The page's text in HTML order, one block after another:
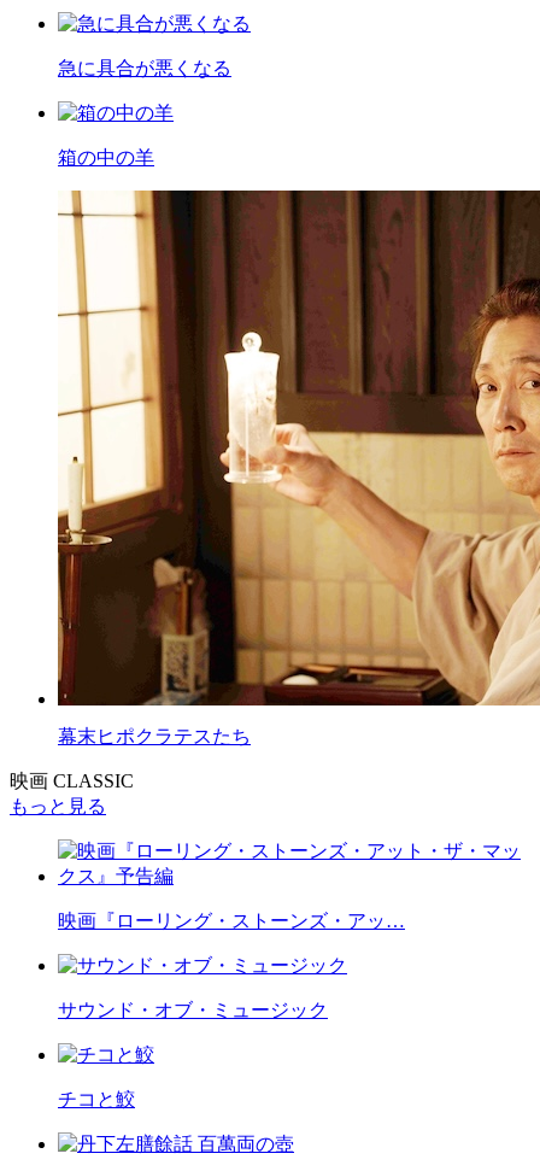
急に具合が悪くなる
箱の中の羊
幕末ヒポクラテスたち
映画 CLASSIC
もっと見る
映画『ローリング・ストーンズ・アッ…
サウンド・オブ・ミュージック
チコと鮫